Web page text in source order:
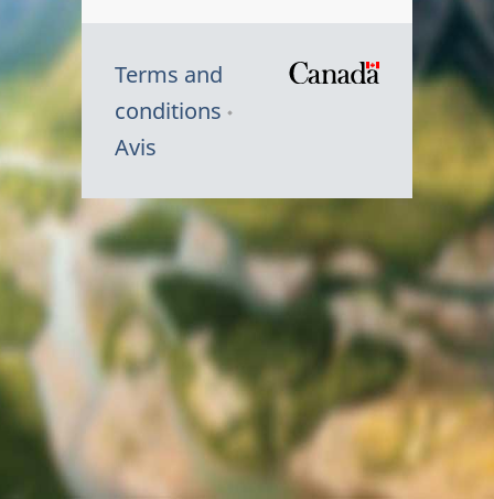
Terms and
conditions
Avis
Canada